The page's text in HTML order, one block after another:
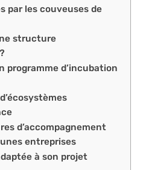
par les couveuses de
structure
programme d’incubation
d’accompagnement
entreprises
à son projet